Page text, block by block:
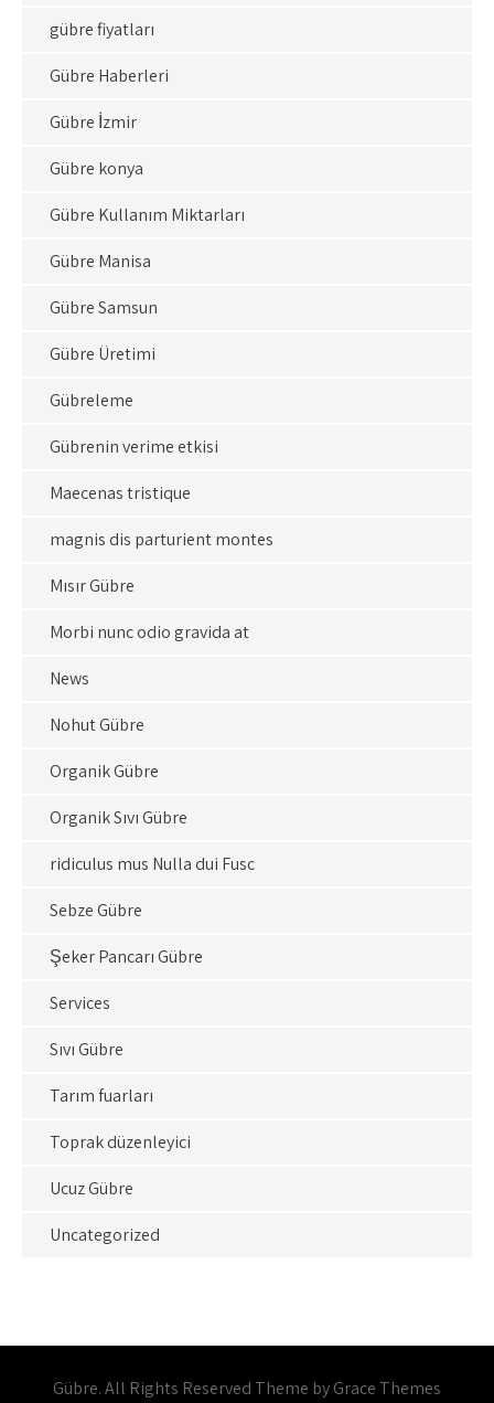
gübre fiyatları
Gübre Haberleri
Gübre İzmir
Gübre konya
Gübre Kullanım Miktarları
Gübre Manisa
Gübre Samsun
Gübre Üretimi
Gübreleme
Gübrenin verime etkisi
Maecenas tristique
magnis dis parturient montes
Mısır Gübre
Morbi nunc odio gravida at
News
Nohut Gübre
Organik Gübre
Organik Sıvı Gübre
ridiculus mus Nulla dui Fusc
Sebze Gübre
Şeker Pancarı Gübre
Services
Sıvı Gübre
Tarım fuarları
Toprak düzenleyici
Ucuz Gübre
Uncategorized
Gübre. All Rights Reserved Theme by Grace Themes